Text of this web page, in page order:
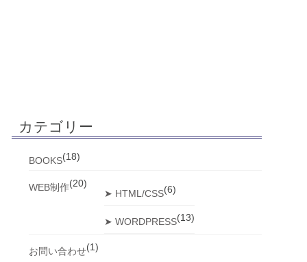
カテゴリー
BOOKS(18)
WEB制作(20)
➤ HTML/CSS(6)
➤ WORDPRESS(13)
お問い合わせ(1)